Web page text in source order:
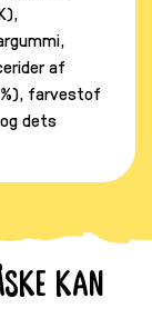
af
farvestof
dets
kan